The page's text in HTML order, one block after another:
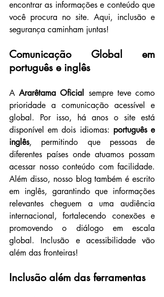
encontrar as informações e conteúdo que
você procura no site. Aqui, inclusão e
segurança caminham juntas!
Comunicação Global em
português e inglês
A Ararêtama Oficial
sempre teve como
prioridade a comunicação acessível e
global. Por isso, há anos o site está
disponível em dois idiomas: português e
inglês, permitindo que pessoas de
diferentes países onde atuamos possam
acessar nosso conteúdo com facilidade.
Além disso, nosso blog também é escrito
em inglês, garantindo que informações
relevantes cheguem a uma audiência
internacional, fortalecendo conexões e
promovendo o diálogo em escala
global. Inclusão e acessibilidade vão
além das fronteiras!
Inclusão além das ferramentas